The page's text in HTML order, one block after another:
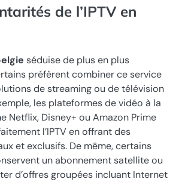
de l’IPTV en
séduise de plus en plus
préfèrent combiner ce service
de streaming ou de télévision
les plateformes de vidéo à la
Netflix, Disney+ ou Amazon Prime
l’IPTV en offrant des
et exclusifs. De même, certains
un abonnement satellite ou
d’offres groupées incluant Internet